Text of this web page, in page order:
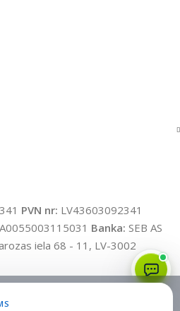
PVN nr: LV43603092341
Banka: SEB AS
iela 68 - 11, LV-3002